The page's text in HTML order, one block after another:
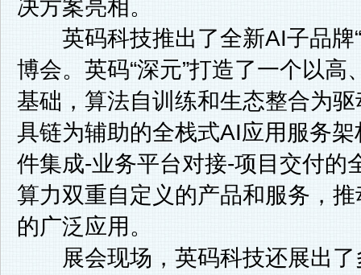
决方案亮相。
英码科技推出了全新AI子品牌“
博会。英码“深元”打造了一个以
基础，算法自训练和生态整合为
具链为辅助的全栈式AI应用服务
件集成-业务平台对接-项目交付的
算力双重自定义的产品和服务，
的广泛应用。
展会现场，英码科技还展出了